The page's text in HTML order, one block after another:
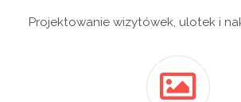
Projektowanie wizytówek, ulotek i